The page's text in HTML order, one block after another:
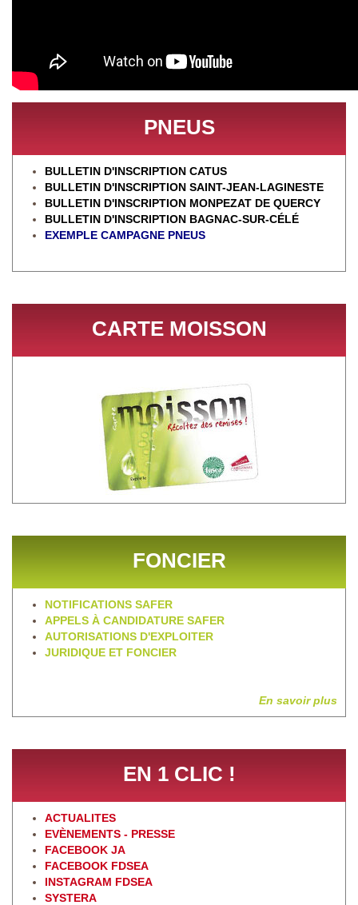
PNEUS
BULLETIN D'INSCRIPTION CATUS
BULLETIN D'INSCRIPTION SAINT-JEAN-LAGINESTE
BULLETIN D'INSCRIPTION MONPEZAT DE QUERCY
BULLETIN D'INSCRIPTION BAGNAC-SUR-CÉLÉ
EXEMPLE CAMPAGNE PNEUS
CARTE MOISSON
FONCIER
NOTIFICATIONS SAFER
APPELS À CANDIDATURE SAFER
AUTORISATIONS D'EXPLOITER
JURIDIQUE ET FONCIER
En savoir plus
EN 1 CLIC !
ACTUALITES
EVÈNEMENTS - PRESSE
FACEBOOK JA
FACEBOOK FDSEA
INSTAGRAM FDSEA
SYSTERA